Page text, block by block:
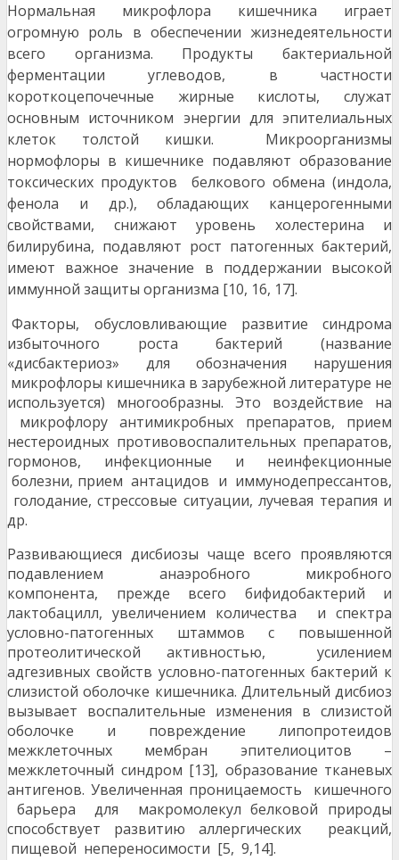
Нормальная микрофлора кишечника играет
огромную роль в обеспечении жизнедеятельности
всего организма. Продукты бактериальной
ферментацииуглеводов, в частности
короткоцепочечные жирные кислоты, служат
основным источником энергии для эпителиальных
клеток толстой кишки. Микроорганизмы
нормофлоры в кишечнике подавляют образование
токсических продуктов белкового обмена (индола,
фенола и др.), обладающих канцерогенными
свойствами, снижают уровень холестерина и
билирубина, подавляют рост патогенных бактерий,
имеют важное значение в поддержании высокой
иммунной защиты организма [10, 16, 17].
Факторы, обусловливающие развитие синдрома
избыточного роста бактерий (название
«дисбактериоз» для обозначения нарушения
микрофлоры кишечника в зарубежной литературе не
используется) многообразны. Это воздействие на
микрофлору антимикробных препаратов, прием
нестероидных противовоспалительных препаратов,
гормонов, инфекционные и неинфекционные
болезни, прием антацидов и иммунодепрессантов,
голодание, стрессовые ситуации, лучевая терапия и
др.
Развивающиеся дисбиозы чаще всего проявляются
подавлением анаэробного микробного
компонента, прежде всего бифидобактерий и
лактобацилл, увеличением количества и спектра
условно-патогенных штаммов с повышенной
протеолитической активностью, усилением
адгезивных свойств условно-патогенных бактерий к
слизистой оболочке кишечника. Длительный дисбиоз
вызывает воспалительные изменения в слизистой
оболочке и повреждение липопротеидов
межклеточных мембран эпителиоцитов –
межклеточный синдром [13], образование тканевых
антигенов. Увеличенная проницаемость кишечного
барьера для макромолекул белковой природы
способствует развитию аллергических реакций,
пищевой непереносимости [5, 9,14].